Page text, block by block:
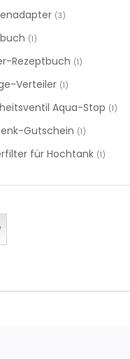
3items
1items
Rezeptbuch 1items
Verteiler 1items
Aqua-Stop 1items
Gutschein 1items
für Hochtank 1items